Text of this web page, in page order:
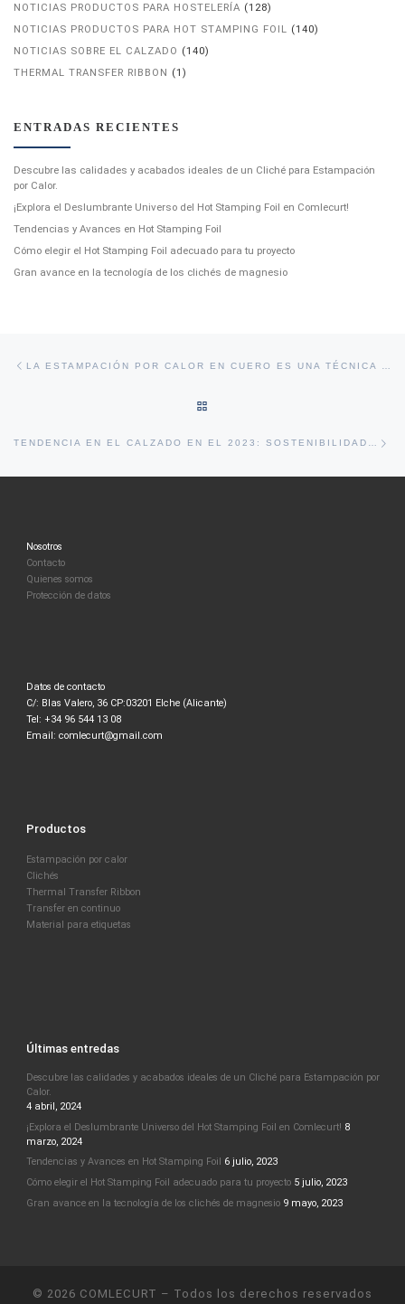
NOTICIAS PRODUCTOS PARA HOSTELERÍA (128)
NOTICIAS PRODUCTOS PARA HOT STAMPING FOIL (140)
NOTICIAS SOBRE EL CALZADO (140)
THERMAL TRANSFER RIBBON (1)
ENTRADAS RECIENTES
Descubre las calidades y acabados ideales de un Cliché para Estampación
por Calor.
¡Explora el Deslumbrante Universo del Hot Stamping Foil en Comlecurt!
Tendencias y Avances en Hot Stamping Foil
Cómo elegir el Hot Stamping Foil adecuado para tu proyecto
Gran avance en la tecnología de los clichés de magnesio
Navegación de entradas
TENDENCIA EN EL CALZADO EN EL 2023: SOSTENIBILIDAD Y COMODIDAD
Nosotros
Contacto
Quienes somos
Protección de datos
Datos de contacto
C/: Blas Valero, 36 CP:03201 Elche (Alicante)
Tel: +34 96 544 13 08
Email: comlecurt@gmail.com
Productos
Estampación por calor
Clichés
Thermal Transfer Ribbon
Transfer en continuo
Material para etiquetas
Últimas entredas
Descubre las calidades y acabados ideales de un Cliché para Estampación por
Calor.
4 abril, 2024
¡Explora el Deslumbrante Universo del Hot Stamping Foil en Comlecurt! 8
marzo, 2024
Tendencias y Avances en Hot Stamping Foil
6 julio, 2023
Cómo elegir el Hot Stamping Foil adecuado para tu proyecto 5 julio, 2023
Gran avance en la tecnología de los clichés de magnesio 9 mayo, 2023
© 2026 COMLECURT – Todos los derechos reservados